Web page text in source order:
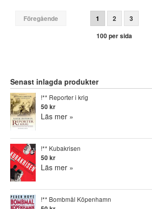
Föregående 1 2 3
100 per sida
Senast inlagda produkter
!** Reporter i krig
50 kr
Läs mer »
!** Kubakrisen
50 kr
Läs mer »
!** Bombmål Köpenhamn